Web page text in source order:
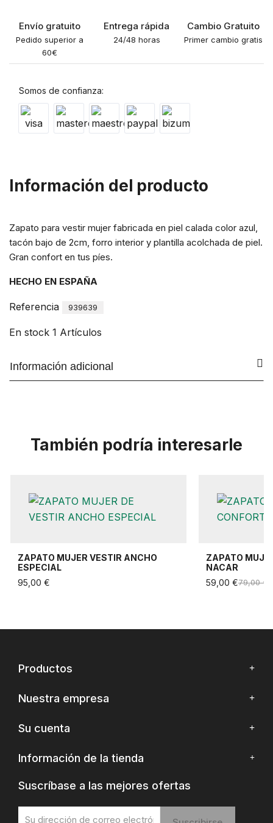
Envío gratuito
Pedido superior a
60€
Entrega rápida
24/48 horas
Cambio Gratuito
Primer cambio gratis
Somos de confianza:
Información del producto
Zapato para vestir mujer fabricada en piel calada color azul,
tacón bajo de 2cm, forro interior y plantilla acolchada de piel.
Gran confort en tus píes.
HECHO EN ESPAÑA
Referencia 939639
En stock 1 Artículos
Información adicional
También podría interesarle
ZAPATO MUJER VESTIR ANCHO
ESPECIAL
95,00 €
ZAPATO
NACAR
59,00 €79,00 €
Productos
Nuestra empresa
Su cuenta
Información de la tienda
Suscríbase a las mejores ofertas